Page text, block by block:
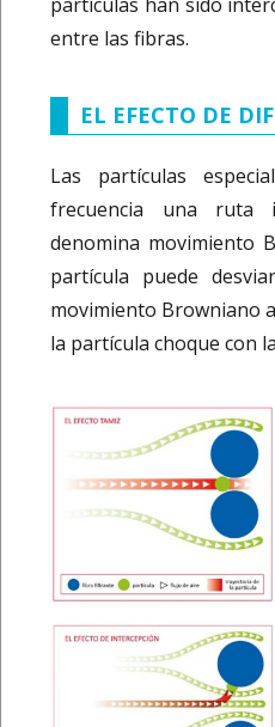
entre las fibras.
EL EFECTO DE
Las partículas
frecuencia una ruta
denomina movimiento
partícula puede
movimiento Browniano
la partícula choque con